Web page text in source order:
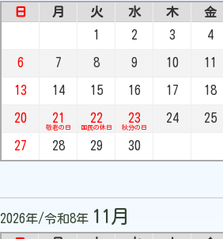
日 月 火 水 木 金
1
2 3 4
6 7 8 9 10 11
13 14 15 16 17 18
20 21
敬老の日
22
国民の休日
23
秋分の日
24 25
27 28 29 30
2026年/令和8年 11月